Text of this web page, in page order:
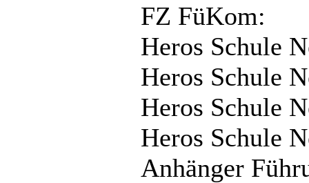
FZ FüKom:
Heros Schule
Heros Schule
Heros Schule
Heros Schule
Anhänger